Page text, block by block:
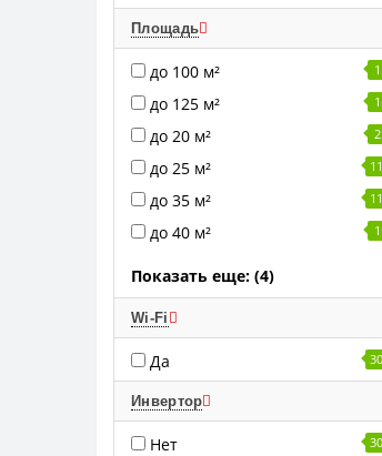
Площадь
до 100 м² 1
до 125 м² 1
до 20 м² 2
до 25 м² 11
до 35 м² 11
до 40 м² 1
Показать еще: (4)
Wi-Fi
Да 30
Инвертор
Нет 30